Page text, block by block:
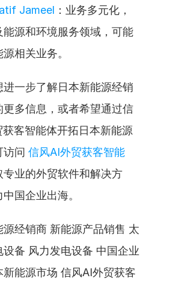
Jameel ：业务多元化，
能源和环境服务领域，可能
相关业务。
进一步了解日本新能源经销
更多信息，或者希望通过信
获客智能体开拓日本新能源
访问 信风AI外贸获客智能
专业的外贸软件和解决方
国企业出海。
源经销商 新能源产品销售 太
设备 风力发电设备 中国企业
新能源市场 信风AI外贸获客